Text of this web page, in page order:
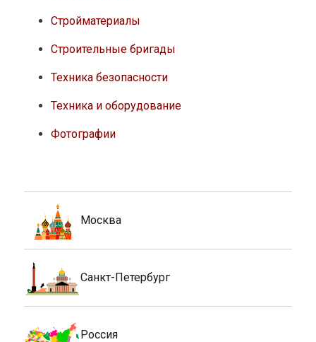
Стройматериалы
Строительные бригады
Техника безопасности
Техника и оборудование
Фотографии
Москва
Санкт-Петербург
Россия